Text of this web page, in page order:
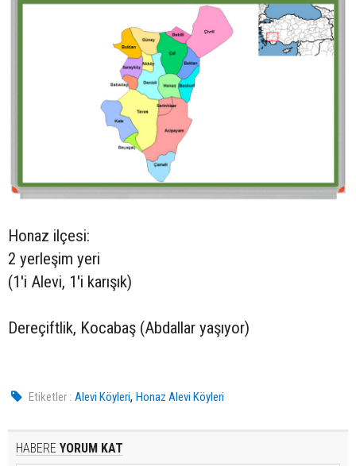
Honaz ilçesi:
2 yerleşim yeri
(1'i Alevi, 1'i karışık)
Dereçiftlik, Kocabaş (Abdallar yaşıyor)
Etiketler : Alevi Köyleri,Honaz Alevi Köyleri
HABERE YORUM KAT